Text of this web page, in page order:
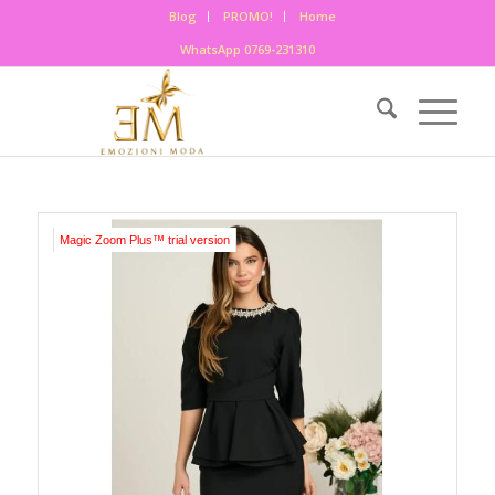
Blog PROMO!
Home
WhatsApp 0769-231310
Magic Zoom Plus™ trial version